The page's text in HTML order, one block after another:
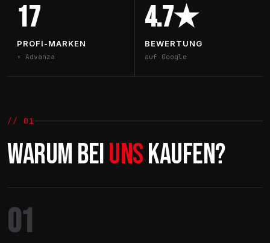
17
PROFI-MARKEN
+ Advanza
4.7★
BEWERTUNG
auf Google
// 01
WARUM BEIUNSKAUFEN?
01